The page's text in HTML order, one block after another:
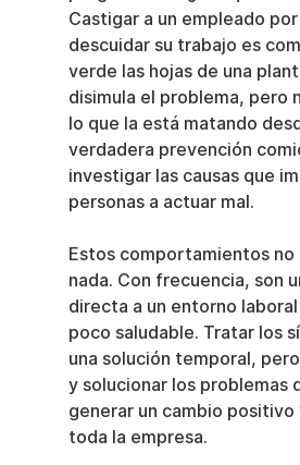
Castigar a un empleado
descuidar su trabajo es
verde las hojas de una
disimula el problema, pero
lo que la está matando
verdadera prevención
investigar las causas que
personas a actuar mal.
Estos comportamientos no
nada. Con frecuencia, son
directa a un entorno
poco saludable. Tratar los
una solución temporal,
y solucionar los problemas
generar un cambio positivo
toda la empresa.